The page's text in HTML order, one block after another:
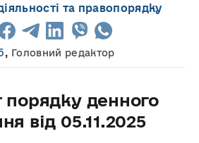
та правопорядку
, Головний редактор
порядку денного
від 05.11.2025